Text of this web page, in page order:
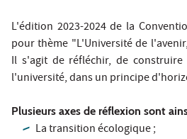
L'édition 2023-2024 de la
pour thème "L'Université de
Il s'agit de réfléchir, de
l'université, dans un principe
Plusieurs axes de réflexion sont
La transition écologique ;